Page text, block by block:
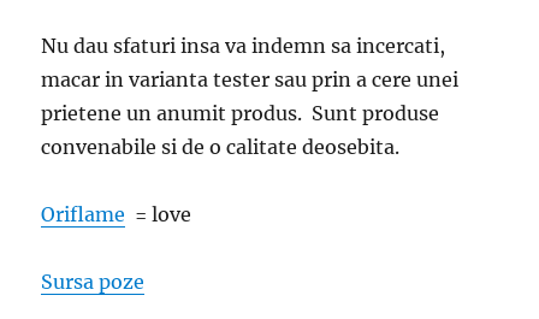
Nu dau sfaturi insa va indemn sa incercati,
macar in varianta tester sau prin a cere unei
prietene un anumit produs. Sunt produse
convenabile si de o calitate deosebita.
Oriflame = love
Sursa poze